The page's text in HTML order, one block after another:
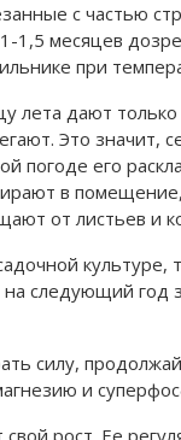
с частью
1,5 месяцев
при
лета дают
Это значит,
погоде его
в
от листьев и
культуре,
следующий год
силу,
и
свой рост. Ее